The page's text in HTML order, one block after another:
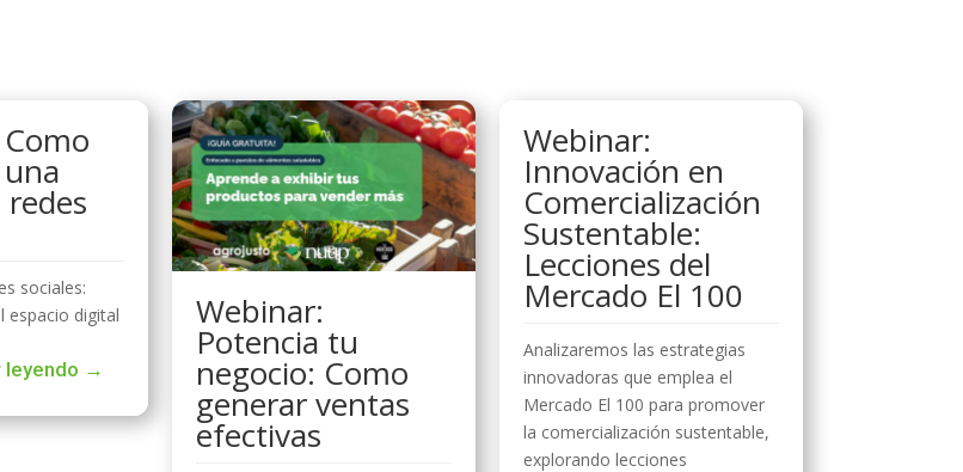
sociales:
espacio digital
leyendo →
Webinar:
Potencia tu
negocio: Como
generar ventas
efectivas
Webinar:
Innovación en
Comercialización
Sustentable:
Lecciones del
Mercado El 100
Analizaremos las estrategias
innovadoras que emplea el
Mercado El 100 para promover
la comercialización sustentable,
explorando lecciones